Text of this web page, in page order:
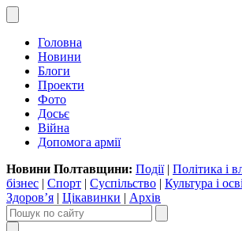
Головна
Новини
Блоги
Проекти
Фото
Досьє
Війна
Допомога армії
Новини Полтавщини: Події| Політика і
бізнес | Спорт | Суспільство | Культура і
Здоров’я | Цікавинки | Архів